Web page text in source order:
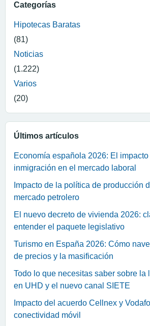
Categorías
Hipotecas Baratas
(81)
Noticias
(1.222)
Varios
(20)
Últimos artículos
Economía española 2026: El
inmigración en el mercado laboral
Impacto de la política de producción
mercado petrolero
El nuevo decreto de vivienda 2026:
entender el paquete legislativo
Turismo en España 2026: Cómo
de precios y la masificación
Todo lo que necesitas saber sobre la
en UHD y el nuevo canal SIETE
Impacto del acuerdo Cellnex y
conectividad móvil